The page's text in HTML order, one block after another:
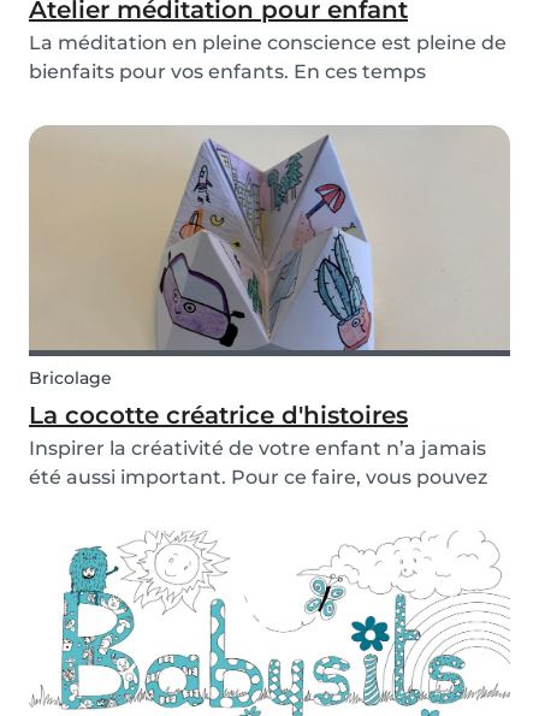
Atelier méditation pour enfant
La méditation en pleine conscience est pleine de
bienfaits pour vos enfants. En ces temps
conscience de ses sentiments et à faire
abstraction de nos émotions superflues et
néfastes. S’il peut être...
Bricolage
La cocotte créatrice d'histoires
Inspirer la créativité de votre enfant n’a jamais
été aussi important. Pour ce faire, vous pouvez
à vous dans lequel ils s’immergeront durant des
heures. En bons alchimistes, nous avons com...